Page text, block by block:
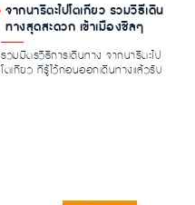
จากนาริตะไปโตเกียว รวมวิธีเดิน
ทางสุดสะดวก เข้าเมืองชิลๆ
รวมมิตรวิธีการเดินทาง จากนาริตะไป
โตเกียว ที่รู้ไว้ก่อนออกเดินทางแล้วรับ